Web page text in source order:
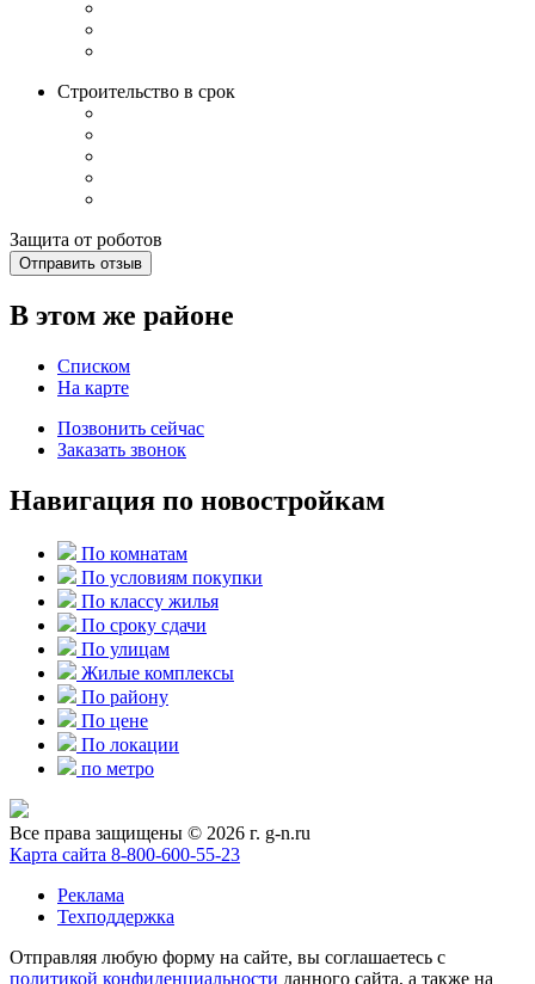
Строительство в срок
Защита от роботов
Отправить отзыв
В этом же районе
Списком
На карте
Позвонить сейчас
Заказать звонок
Навигация по новостройкам
По комнатам
По условиям покупки
По классу жилья
По сроку сдачи
По улицам
Жилые комплексы
По району
По цене
По локации
по метро
Все права защищены © 2026 г. g-n.ru
Карта сайта 8-800-600-55-23
Реклама
Техподдержка
Отправляя любую форму на сайте, вы соглашаетесь с
политикой конфиденциальности данного сайта, а также на